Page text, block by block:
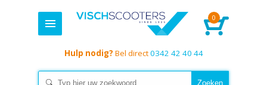
0
Hulp nodig? Bel direct0342 42 40 44